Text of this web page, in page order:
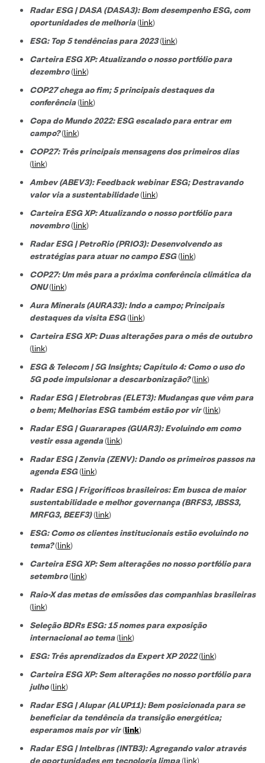
Radar ESG | DASA (DASA3): Bom desempenho ESG, com
oportunidades de melhoria(link)
ESG: Top 5 tendências para 2023(link)
Carteira ESG XP: Atualizando o nosso portfólio para
dezembro(link)
COP27 chega ao fim; 5 principais destaques da
conferência(link)
Copa do Mundo 2022: ESG escalado para entrar em
campo?(link)
COP27: Três principais mensagens dos primeiros dias
(link)
Ambev (ABEV3): Feedback webinar ESG; Destravando
valor via a sustentabilidade(link)
Carteira ESG XP: Atualizando o nosso portfólio para
novembro(link)
Radar ESG | PetroRio (PRIO3): Desenvolvendo as
estratégias para atuar no campo ESG(link)
COP27: Um mês para a próxima conferência climática da
ONU(link)
Aura Minerals (AURA33): Indo a campo; Principais
destaques da visita ESG(link)
Carteira ESG XP: Duas alterações para o mês de outubro
(link)
ESG & Telecom | 5G Insights; Capítulo 4: Como o uso do
5G pode impulsionar a descarbonização?(link)
Radar ESG | Eletrobras (ELET3): Mudanças que vêm para
o bem; Melhorias ESG também estão por vir(link)
Radar ESG | Guararapes (GUAR3): Evoluindo em como
vestir essa agenda(link)
Radar ESG | Zenvia (ZENV): Dando os primeiros passos na
agenda ESG(link)
Radar ESG | Frigoríficos brasileiros: Em busca de maior
sustentabilidade e melhor governança (BRFS3, JBSS3,
MRFG3, BEEF3)(link)
ESG: Como os clientes institucionais estão evoluindo no
tema?(link)
Carteira ESG XP: Sem alterações no nosso portfólio para
setembro(link)
Raio-X das metas de emissões das companhias brasileiras
(link)
Seleção BDRs ESG​: 15 nomes para exposição
internacional ao tema(link)
ESG: Três aprendizados da Expert XP 2022(link)
Carteira ESG XP: Sem alterações no nosso portfólio para
julho(link)
Radar ESG | Alupar (ALUP11): Bem posicionada para se
beneficiar da tendência da transição energética;
esperamos mais por vir(link)
Radar ESG | Intelbras (INTB3):Agregando valor através
de oportunidades em tecnologia limpa(link)